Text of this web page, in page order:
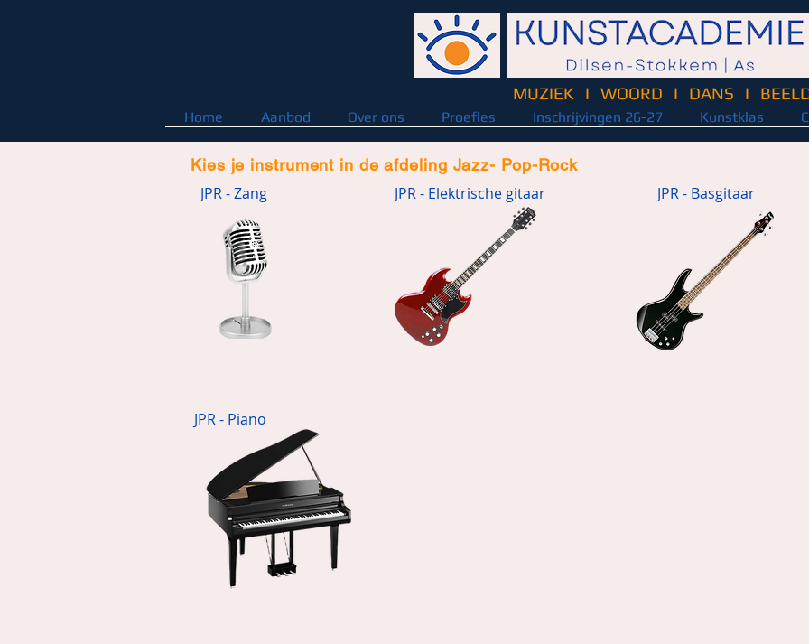
MUZIEK I WOORD I DANS I
Home Aanbod Over ons Proefles Inschrijvingen 26-27 Kunstklas
JPR - Zang JPR - Elektrische gitaar JPR - Basgitaar
JPR - Piano
Kies je instrument in de afdeling Jazz- Pop-Rock